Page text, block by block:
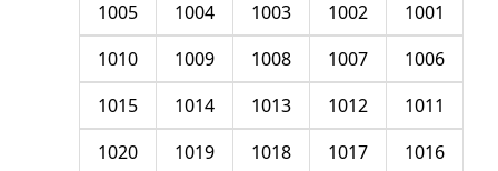
1001
1002
1003
1004
1005
1006
1007
1008
1009
1010
1011
1012
1013
1014
1015
1016
1017
1018
1019
1020